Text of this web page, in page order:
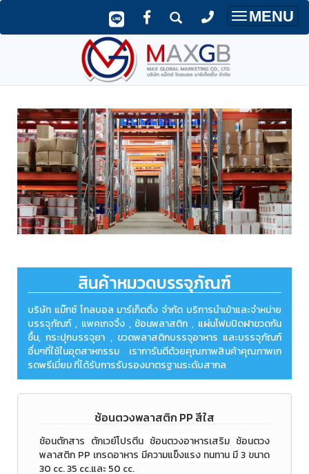
Toggle
MENU
สินค้าหมวดบรรจุภัณฑ์
บริษัท แม๊กซ์ โกลบอล มาร์เก็ตติ้ง จำกัด บริการนำเข้าและจำหน่าย
บรรจุภัณฑ์ , แพคเกจจิ้ง , ช้อนพลาสติก , แผ่นโฟมปิดฝาขวดกัน
ชื้น, กระปุกบรรจุยา , ขวดพลาสติกบรรจุอาหาร และบรรจุภัณฑ์
อื่นๆที่ใช้ในอุตสาหกรรม เราการันตีด้วยคุณภาพสินค้าคุณภาพเก
รดพรีเมี่ยม ที่ได้รับการรับรองมาตรฐานระดับสากล
ช้อนตวงพลาสติก PP สีใส
ช้อนตักสาร ตักเวย์โปรตีน ช้อนตวงอาหารเสริม ช้อนตวง
พลาสติก PP เกรดอาหาร มีความแข็งแรง ทนทาน มี 3 ขนาด
30 cc. 35 cc.และ 50 cc.